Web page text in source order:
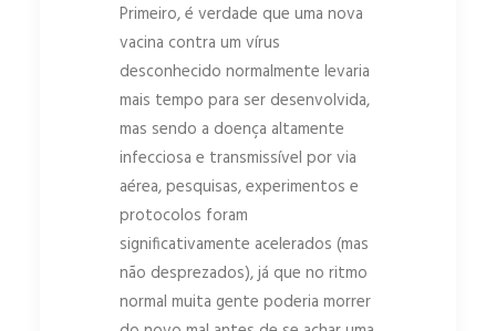
Primeiro, é verdade que uma nova
vacina contra um vírus
desconhecido normalmente levaria
mais tempo para ser desenvolvida,
mas sendo a doença altamente
infecciosa e transmissível por via
aérea, pesquisas, experimentos e
protocolos foram
significativamente acelerados (mas
não desprezados), já que no ritmo
normal muita gente poderia morrer